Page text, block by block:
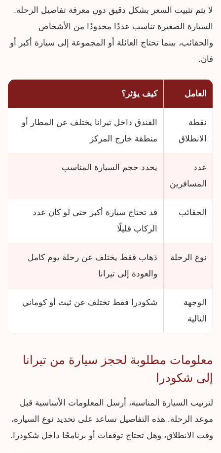
لا يتم تثبيت السعر بشكل دقيق دون معرفة تفاصيل الرحلة.
السيارة الصغيرة تناسب عددًا محدودًا من الأشخاص
والحقائب، بينما تحتاج العائلة أو المجموعة إلى سيارة أكبر أو
فان.
العامل كيف يؤثر؟
نقطة
الانطلاق
الفندق داخل تيرانا يختلف عن المطار أو
منطقة خارج المركز
عدد
المسافرين
يحدد حجم السيارة المناسب
الحقائب
قد تحتاج سيارة أكبر حتى لو كان عدد
الركاب قليلًا
نوع الرحلة
ذهاب فقط يختلف عن رحلة يوم كامل
والعودة إلى تيرانا
الوجهة
التالية
شكودرا فقط تختلف عن ثيث أو كوماني
معلومات مطلوبة لحجز سيارة من تيرانا
إلى شكودرا
لترتيب السيارة المناسبة، أرسل المعلومات الأساسية قبل
موعد الرحلة. هذه التفاصيل تساعد على تحديد نوع السيارة،
وقت الانطلاق، وهل تحتاج توقفات أو برنامجًا داخل شكودرا.